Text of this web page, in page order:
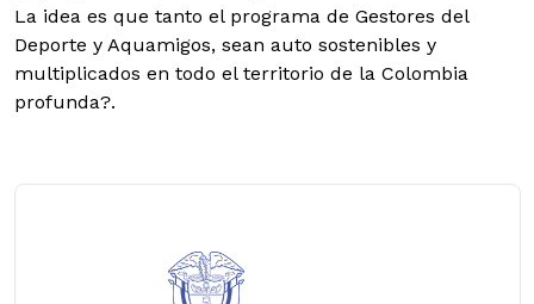
La idea es que tanto el programa de Gestores del
Deporte y Aquamigos, sean auto sostenibles y
multiplicados en todo el territorio de la Colombia
profunda?.